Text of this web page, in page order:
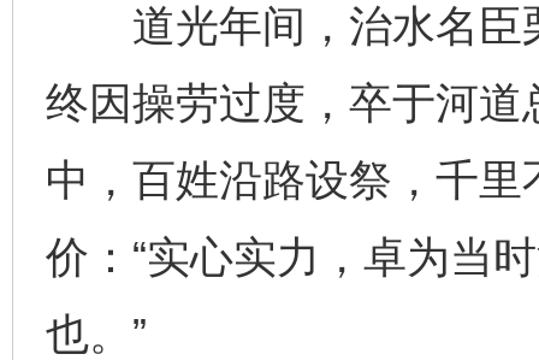
道光年间，治水名臣
终因操劳过度，卒于河
中，百姓沿路设祭，千
价：“实心实力，卓为当
也。”